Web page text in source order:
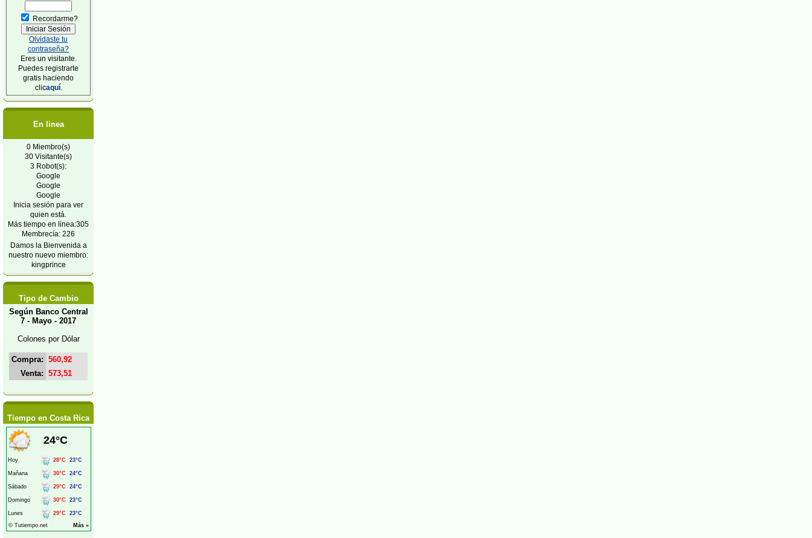
Recordarme?
Olvidaste tu
contraseña?
Eres un visitante.
Puedes registrarte
gratis haciendo
clicaquí.
En linea
0 Miembro(s)
30 Visitante(s)
3 Robot(s):
Google
Google
Google
Inicia sesión para ver
quien está.
Más tiempo en linea:305
Membrecía: 226
Damos la Bienvenida a
nuestro nuevo miembro:
kingprince
Tipo de Cambio
Según Banco Central
7 - Mayo - 2017
Colones por Dólar
Compra: 560,92
Venta: 573,51
Tiempo en Costa Rica